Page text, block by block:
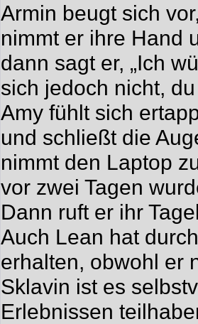
Armin beugt sich
nimmt er ihre Hand
dann sagt er, „Ich
sich jedoch nicht,
Amy fühlt sich
und schließt die
nimmt den Laptop
vor zwei Tagen
Dann ruft er ihr
Auch Lean hat
erhalten, obwohl er
Sklavin ist es
Erlebnissen